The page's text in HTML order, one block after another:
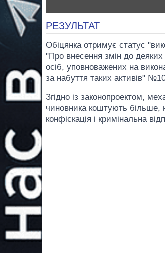
РЕЗУЛЬТАТ
Обіцянка отримує статус
"Про внесення змін до деяких
осіб, уповноважених на
за набуття таких активів"
Згідно із законопроектом,
чиновника коштують більше,
конфіскація і кримінальна